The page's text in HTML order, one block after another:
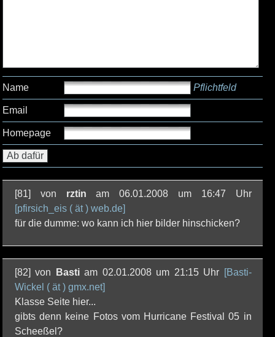
Name Pflichtfeld
Email
Homepage
[81] von rztin am 06.01.2008 um 16:47 Uhr
[pfirsich_eis ( ät ) web.de]
für die dumme: wo kann ich hier bilder hinschicken?
[82] von Bastiam 02.01.2008 um 21:15 Uhr [Basti-
Wickel ( ät ) gmx.net]
Klasse Seite hier...
gibts denn keine Fotos vom Hurricane Festival 05 in
Scheeßel?